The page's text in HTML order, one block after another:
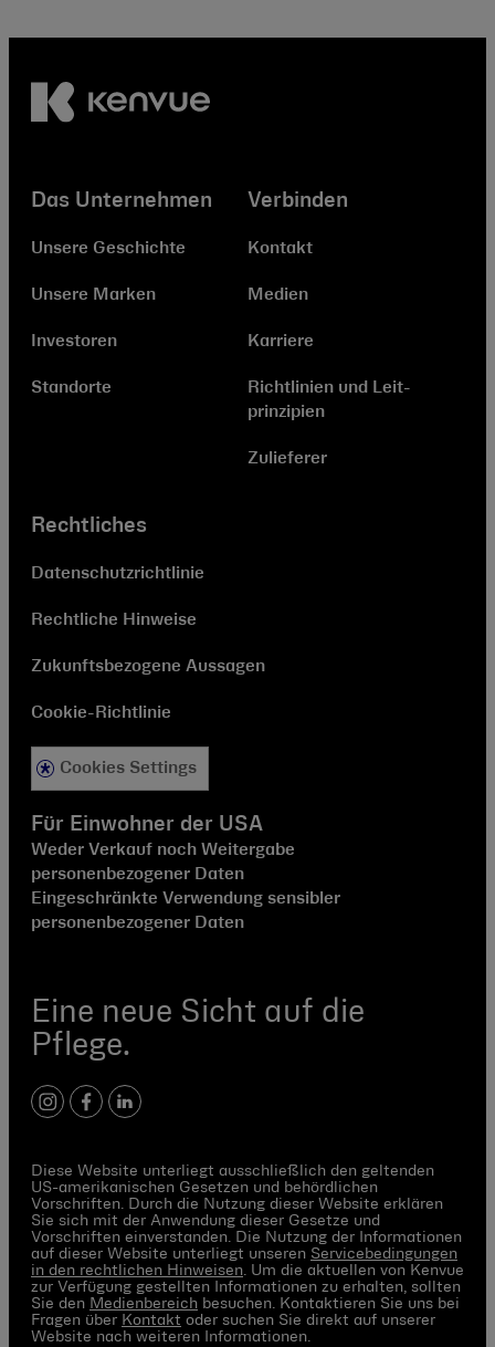
Eine neue Sicht auf die
Pflege.
Instagram
Facebook
LinkedIn
Das Unternehmen
Unsere Geschichte
Unsere Marken
Investoren
Standorte
Verbinden
Kontakt
Medien
Karriere
Richtlinien und Leit­
prinzipien
Zulieferer
Rechtliches
Datenschutzrichtlinie
Rechtliche Hinweise
Zukunftsbezogene Aussagen
Cookie-Richtlinie
Cookies Settings
Für Einwohner der USA
Weder Verkauf noch Weitergabe
personenbezogener Daten
Eingeschränkte Verwendung sensibler
personenbezogener Daten
Diese Website unterliegt ausschließlich den geltenden
US-amerikanischen Gesetzen und behördlichen
Vorschriften. Durch die Nutzung dieser Website erklären
Sie sich mit der Anwendung dieser Gesetze und
Vorschriften einverstanden. Die Nutzung der Informationen
auf dieser Website unterliegt unseren Servicebedingungen
in den rechtlichen Hinweisen . Um die aktuellen von Kenvue
zur Verfügung gestellten Informationen zu erhalten, sollten
Sie den Medienbereich besuchen. Kontaktieren Sie uns bei
Fragen über Kontakt oder suchen Sie direkt auf unserer
Website nach weiteren Informationen.